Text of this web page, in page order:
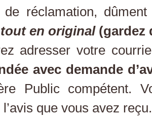
de réclamation,
en original (gardez
adresser votre
avec demande
Public compétent.
que vous avez reçu.